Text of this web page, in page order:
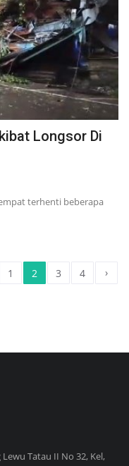
Longsor Di
terhenti beberapa
1 2 3 4 ›
Lewu Tatau II No 32, Kel,